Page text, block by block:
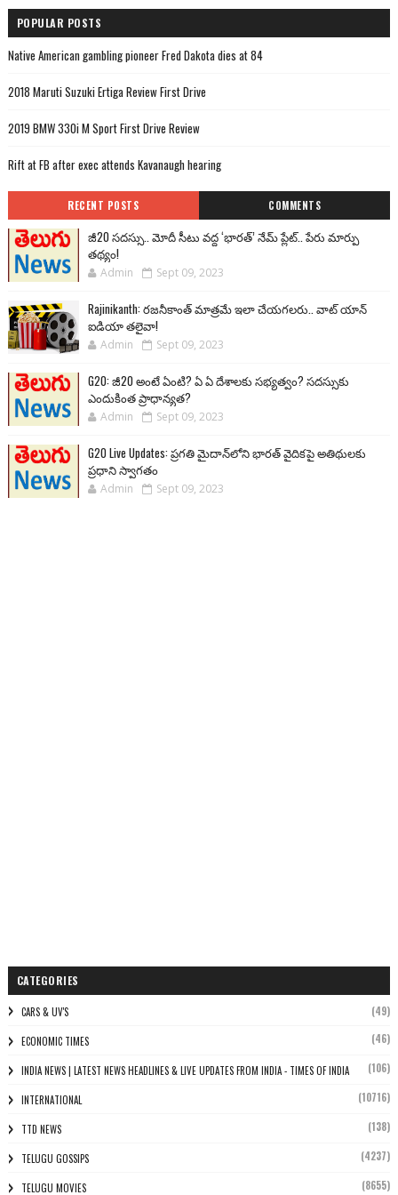
POPULAR POSTS
Native American gambling pioneer Fred Dakota dies at 84
2018 Maruti Suzuki Ertiga Review First Drive
2019 BMW 330i M Sport First Drive Review
Rift at FB after exec attends Kavanaugh hearing
RECENT POSTS COMMENTS
జీ20 సదస్సు.. మోదీ సీటు వద్ద ‘భారత్’ నేమ్ ప్లేట్‌.. పేరు మార్పు
తథ్యం!
Admin Sept 09, 2023
Rajinikanth: రజనీకాంత్ మాత్రమే ఇలా చేయగలరు.. వాట్ యాన్
ఐడియా తలైవా!
Admin Sept 09, 2023
G20: జీ20 అంటే ఏంటి? ఏ ఏ దేశాలకు సభ్యత్వం? సదస్సుకు
ఎందుకింత ప్రాధాన్యత?
Admin Sept 09, 2023
G20 Live Updates: ప్రగతి మైదాన్‌లోని భారత్ వైదికపై అతిథులకు
ప్రధాని స్వాగతం
Admin Sept 09, 2023
CATEGORIES
CARS & UV'S (49)
ECONOMIC TIMES (46)
INDIA NEWS | LATEST NEWS HEADLINES & LIVE UPDATES FROM INDIA - TIMES OF INDIA (106)
INTERNATIONAL (10716)
TTD NEWS (138)
TELUGU GOSSIPS (4237)
TELUGU MOVIES (8655)